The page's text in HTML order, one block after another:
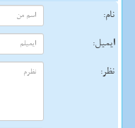
نام:
ایمیل:
نظر: